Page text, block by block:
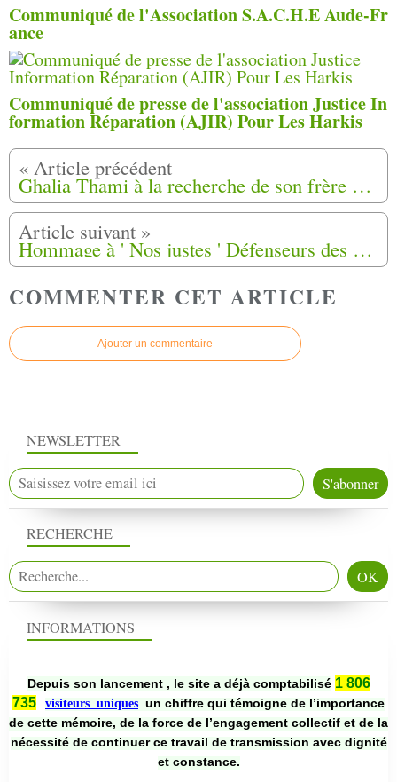
Communiqué de l'Association S.A.C.H.E Aude-Fr
ance
Communiqué de presse de l'association Justice In
formation Réparation (AJIR) Pour Les Harkis
Ghalia Thami à la recherche de son frère enterré, le combat d’une vie
Hommage à ' Nos justes ' Défenseurs des Harkis à Mende (48)
COMMENTER CET ARTICLE
Ajouter un commentaire
NEWSLETTER
RECHERCHE
INFORMATIONS
Depuis son lancement , le site a déjà comptabilisé 1 806
735
visiteurs uniques un chiffre qui témoigne de l’importance
de cette mémoire, de la force de l’engagement collectif et de la
nécessité de continuer ce travail de transmission avec dignité
et constance.